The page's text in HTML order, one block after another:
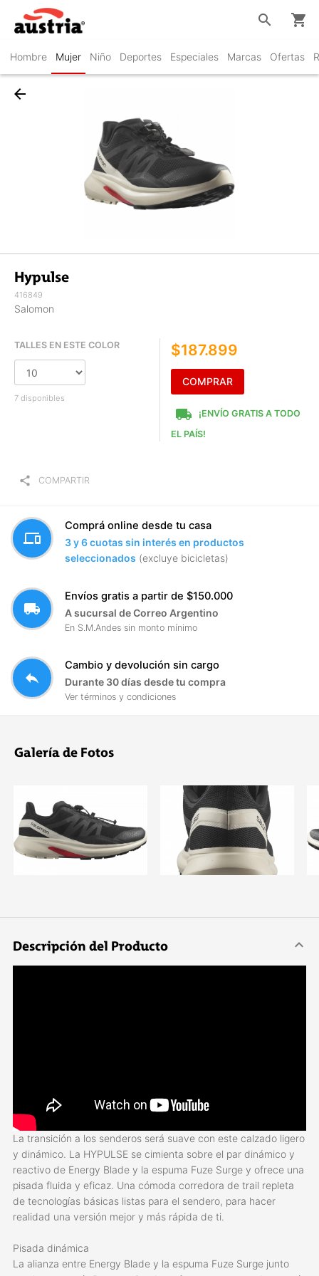
Hombre Mujer Niño Deportes Especiales Marcas Ofertas
search shopping_cart
arrow_back
Hypulse
416849
Salomon
TALLES EN ESTE COLOR
7 disponibles
$187.899
COMPRAR
local_shipping
¡ENVÍO GRATIS A TODO
EL PAÍS!
share COMPARTIR
devices
Comprá online desde tu casa
3 y 6 cuotas sin interés en productos
seleccionados (excluye bicicletas)
local_shipping
Envíos gratis a partir de $150.000
A sucursal de Correo Argentino
En S.M.Andes sin monto mínimo
reply
Cambio y devolución sin cargo
Durante 30 días desde tu compra
Ver términos y condiciones
Galería de Fotos
Descripción del Producto
La transición a los senderos será suave con este calzado ligero
y dinámico. La HYPULSE se cimienta sobre el par dinámico y
reactivo de Energy Blade y la espuma Fuze Surge y ofrece una
pisada fluida y eficaz. Una cómoda corredora de trail repleta
de tecnologías básicas listas para el sendero, para hacer
realidad una versión mejor y más rápida de ti.
Pisada dinámica
La alianza entre Energy Blade y la espuma Fuze Surge junto